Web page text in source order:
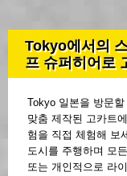
Tokyo에서의
프 슈퍼히어로
Tokyo 일본을 방문
맞춤 제작된 고카트
험을 직접 체험해 보
도시를 주행하며 모
또는 개인적으로 라